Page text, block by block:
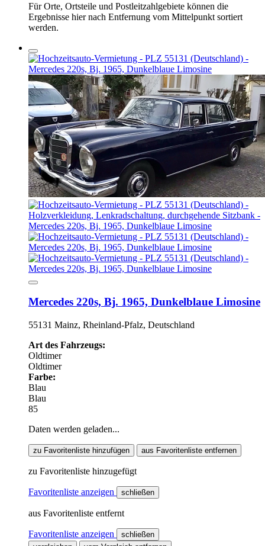
Für Orte, Ortsteile und Postleitzahlgebiete können die
Ergebnisse hier nach Entfernung vom Mittelpunkt sortiert
werden.
Mercedes 220s, Bj. 1965, Dunkelblaue Limosine
55131 Mainz, Rheinland-Pfalz, Deutschland
Art des Fahrzeugs:
Oldtimer
Oldtimer
Farbe:
Blau
Blau
85
Daten werden geladen...
zu Favoritenliste hinzufügen aus Favoritenliste entfernen
zu Favoritenliste hinzugefügt
Favoritenliste anzeigen schließen
aus Favoritenliste entfernt
Favoritenliste anzeigen
schließen